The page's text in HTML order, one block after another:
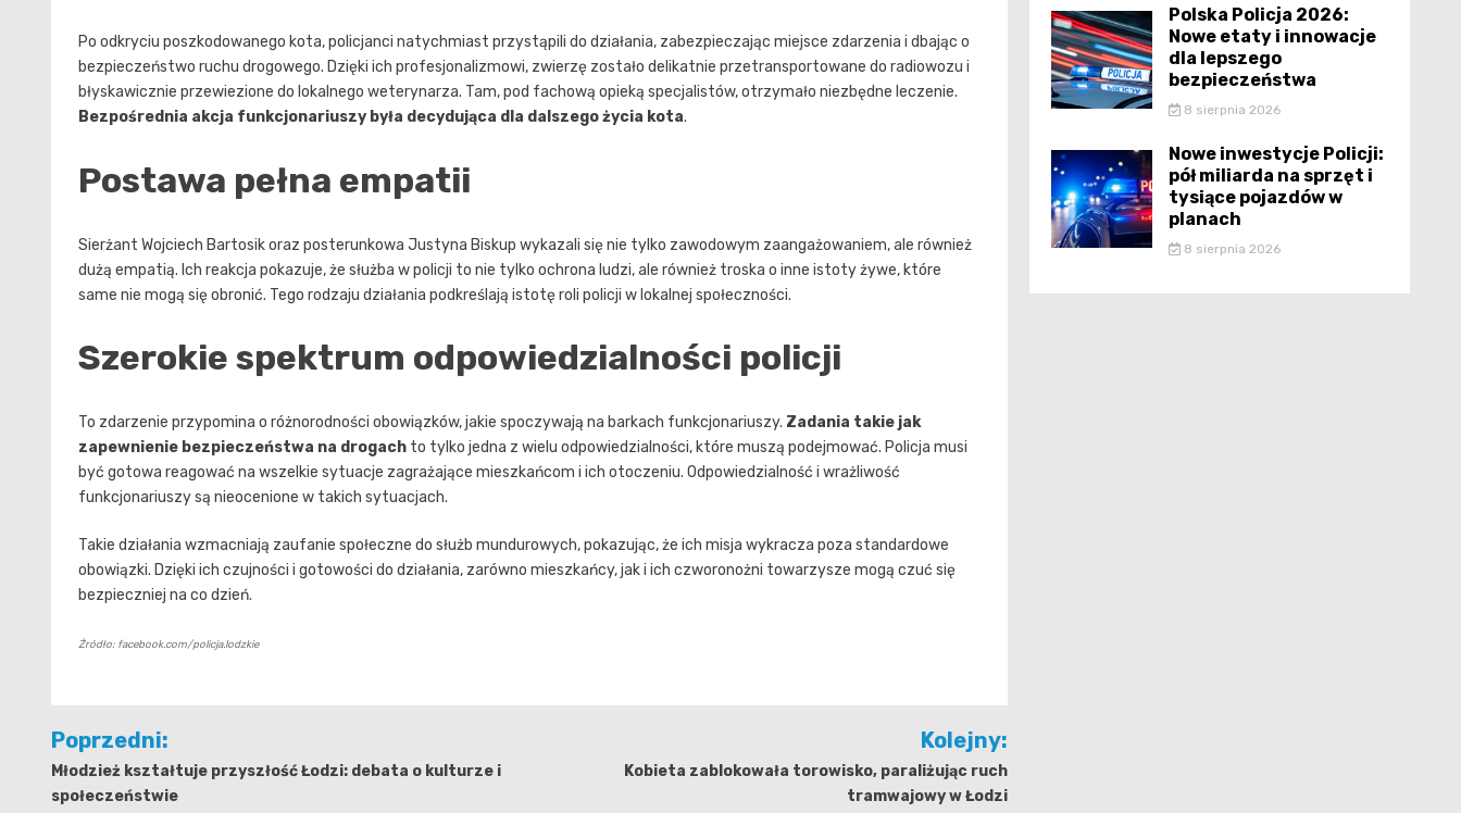
Po odkryciu poszkodowanego kota, policjanci natychmiast przystąpili do działania, zabezpieczając miejsce zdarzenia i dbając o
bezpieczeństwo ruchu drogowego. Dzięki ich profesjonalizmowi, zwierzę zostało delikatnie przetransportowane do radiowozu i
błyskawicznie przewiezione do lokalnego weterynarza. Tam, pod fachową opieką specjalistów, otrzymało niezbędne leczenie.
Bezpośrednia akcja funkcjonariuszy była decydująca dla dalszego życia kota.
Postawa pełna empatii
Sierżant Wojciech Bartosik oraz posterunkowa Justyna Biskup wykazali się nie tylko zawodowym zaangażowaniem, ale również
dużą empatią. Ich reakcja pokazuje, że służba w policji to nie tylko ochrona ludzi, ale również troska o inne istoty żywe, które
same nie mogą się obronić. Tego rodzaju działania podkreślają istotę roli policji w lokalnej społeczności.
Szerokie spektrum odpowiedzialności policji
To zdarzenie przypomina o różnorodności obowiązków, jakie spoczywają na barkach funkcjonariuszy. Zadania takie jak
zapewnienie bezpieczeństwa na drogach to tylko jedna z wielu odpowiedzialności, które muszą podejmować. Policja musi
być gotowa reagować na wszelkie sytuacje zagrażające mieszkańcom i ich otoczeniu. Odpowiedzialność i wrażliwość
funkcjonariuszy są nieocenione w takich sytuacjach.
Takie działania wzmacniają zaufanie społeczne do służb mundurowych, pokazując, że ich misja wykracza poza standardowe
obowiązki. Dzięki ich czujności i gotowości do działania, zarówno mieszkańcy, jak i ich czworonożni towarzysze mogą czuć się
bezpieczniej na co dzień.
Źródło: facebook.com/policja.lodzkie
Nawigacja
wpisu
Poprzedni:
Młodzież kształtuje przyszłość Łodzi: debata o kulturze i
społeczeństwie
Kolejny:
Kobieta zablokowała torowisko, paraliżując ruch
tramwajowy w Łodzi
Polska Policja 2026:
Nowe etaty i innowacje
dla lepszego
bezpieczeństwa
8 sierpnia 2026
Nowe inwestycje Policji:
pół miliarda na sprzęt i
tysiące pojazdów w
planach
8 sierpnia 2026